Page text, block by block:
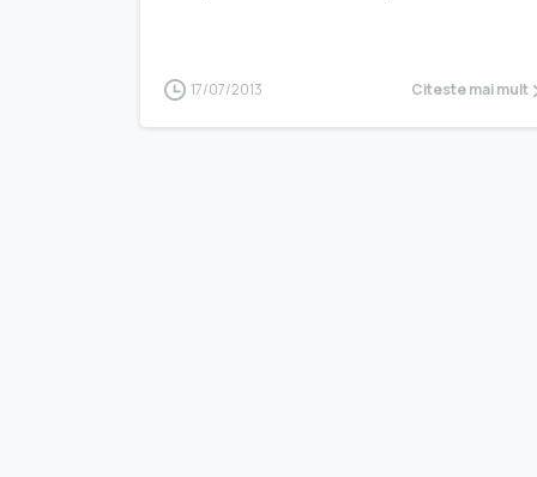
17/07/2013 Citeste mai mult